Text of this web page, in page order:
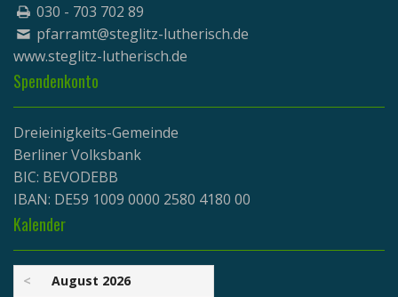
030 - 703 702 89
pfarramt@steglitz-lutherisch.de
www.steglitz-lutherisch.de
Spendenkonto
Dreieinigkeits-Gemeinde
Berliner Volksbank
BIC: BEVODEBB
IBAN: DE59 1009 0000 2580 4180 00
Kalender
< August 2026